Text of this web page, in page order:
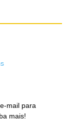
mail para
mais!